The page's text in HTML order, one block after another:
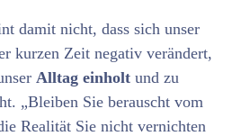
damit nicht, dass sich unser
kurzen Zeit negativ verändert,
Alltag einholt und zu
„Bleiben Sie berauscht vom
Realität Sie nicht vernichten